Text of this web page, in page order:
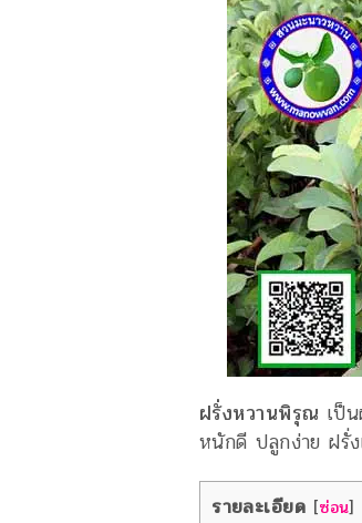
ฝรั่งหวานพิรุณ เป็
หนักดี ปลูกง่าย ฝรั่ง
รายละเอียด [ซ่อน]